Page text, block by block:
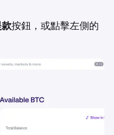
按鈕，或點擊左側的